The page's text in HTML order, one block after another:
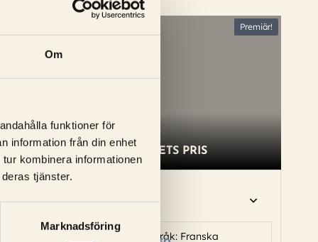
Om
funktioner för
information från din enhet
kombinera informationen
tjänster.
Marknadsföring
Premiär!
DE GAULLE: MOTSTÅNDETS PRIS
Språk: Franska